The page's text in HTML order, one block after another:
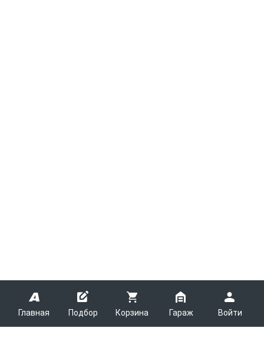
Главная Подбор Корзина Гараж Войти